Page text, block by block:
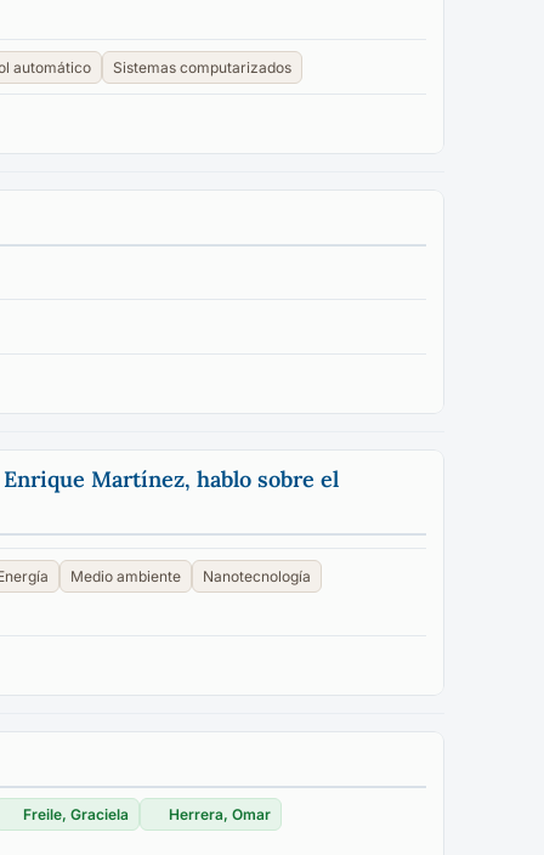
automático Sistemas computarizados
Martínez, hablo sobre el
Medio ambiente
Nanotecnología
Freile, Graciela
Herrera, Omar